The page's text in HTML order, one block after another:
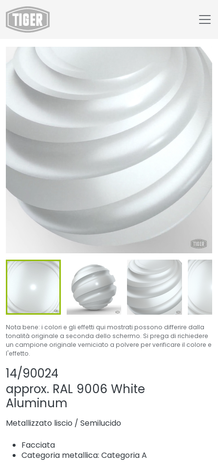
Webshop
14/90024 - approx. RAL 9006 White Aluminum
Nota bene: i colori e gli effetti qui mostrati possono differire dalla
tonalità originale a seconda dello schermo. Si prega di richiedere
un campione originale verniciato a polvere per verificare il colore e
l'effetto.
14/90024
approx. RAL 9006 White
Aluminum
Metallizzato liscio / Semilucido
Facciata
Categoria metallica: Categoria A